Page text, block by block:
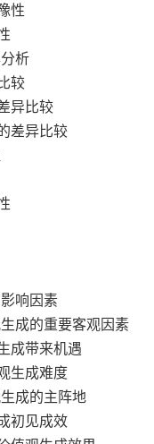
性
析
较
异比较
差异比较
响因素
成的重要客观因素
成带来机遇
生成难度
成的主阵地
初见成效